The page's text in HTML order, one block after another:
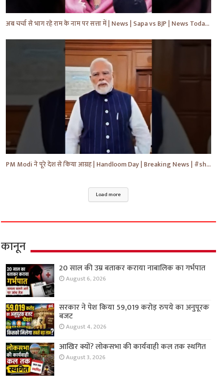
अब चर्चा से भाग रहे राम के नाम पर सत्ता में | News | Sapa vs BJP | News Today | Breaking #shorts #yt
PM Modi ने पूरे देश से किया आग्रह | Handloom Day | Breaking News | #shorts #yt #news #ytnews
Load more
कानून
20 साल की उम्र बताकर कराया नाबालिक का गर्भपात
August 6, 2026
सरकार ने पेश किया 59,019 करोड़ रुपये का अनुपूरक
बजट
August 4, 2026
आखिर क्यों? लोकसभा की कार्यवाही कल तक स्थगित
August 3, 2026